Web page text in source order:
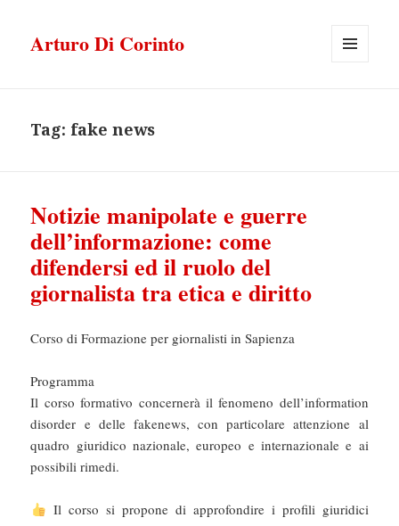
Arturo Di Corinto
Tag: fake news
Notizie manipolate e guerre
dell’informazione: come
difendersi ed il ruolo del
giornalista tra etica e diritto
Corso di Formazione per giornalisti in Sapienza
Programma
Il corso formativo concernerà il fenomeno dell’information
disorder e delle fakenews, con particolare attenzione al
quadro giuridico nazionale, europeo e internazionale e ai
possibili rimedi.
Il corso si propone di approfondire i profili giuridici